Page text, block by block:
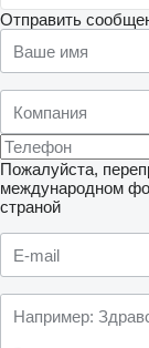
Отправить
Пожалуйста,
международном
страной